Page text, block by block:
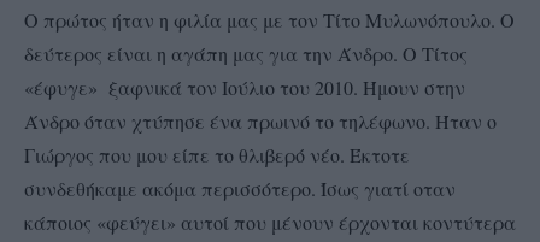
Ο πρώτος ήταν η φιλία μας με τον Τίτο Μυλωνόπουλο. Ο
δεύτερος είναι η αγάπη μας για την Άνδρο. Ο Τίτος
«έφυγε» ξαφνικά τον Ιούλιο του 2010. Ήμουν στην
Άνδρο όταν χτύπησε ένα πρωινό το τηλέφωνο. Ήταν ο
Γιώργος που μου είπε το θλιβερό νέο. Έκτοτε
συνδεθήκαμε ακόμα περισσότερο. Ίσως γιατί οταν
κάποιος «φεύγει» αυτοί που μένουν έρχονται κοντύτερα